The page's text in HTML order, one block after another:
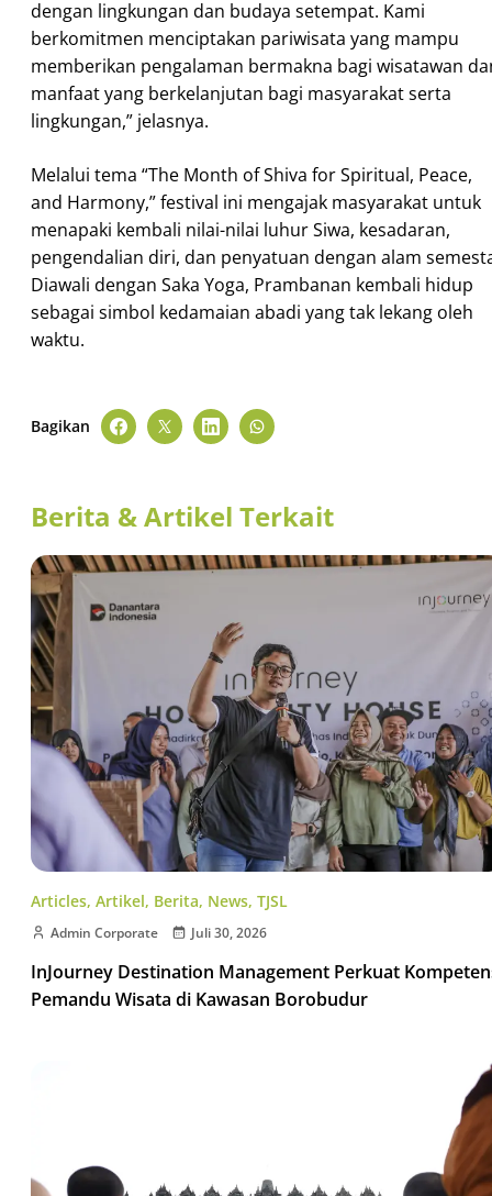
dengan lingkungan dan budaya setempat. Kami
berkomitmen menciptakan pariwisata yang mampu
memberikan pengalaman bermakna bagi wisatawan
manfaat yang berkelanjutan bagi masyarakat serta
lingkungan,” jelasnya.
Melalui tema “The Month of Shiva for Spiritual, Peace,
and Harmony,” festival ini mengajak masyarakat untuk
menapaki kembali nilai-nilai luhur Siwa, kesadaran,
pengendalian diri, dan penyatuan dengan alam
Diawali dengan Saka Yoga, Prambanan kembali hidup
sebagai simbol kedamaian abadi yang tak lekang oleh
waktu.
Bagikan
Berita & Artikel Terkait
Articles, Artikel, Berita, News, TJSL
Admin Corporate Juli 30, 2026
InJourney Destination Management Perkuat
Pemandu Wisata di Kawasan Borobudur